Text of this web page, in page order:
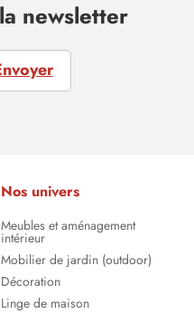
newsletter
Nos univers
Meubles et aménagement
intérieur
Mobilier de jardin (outdoor)
Décoration
Linge de maison